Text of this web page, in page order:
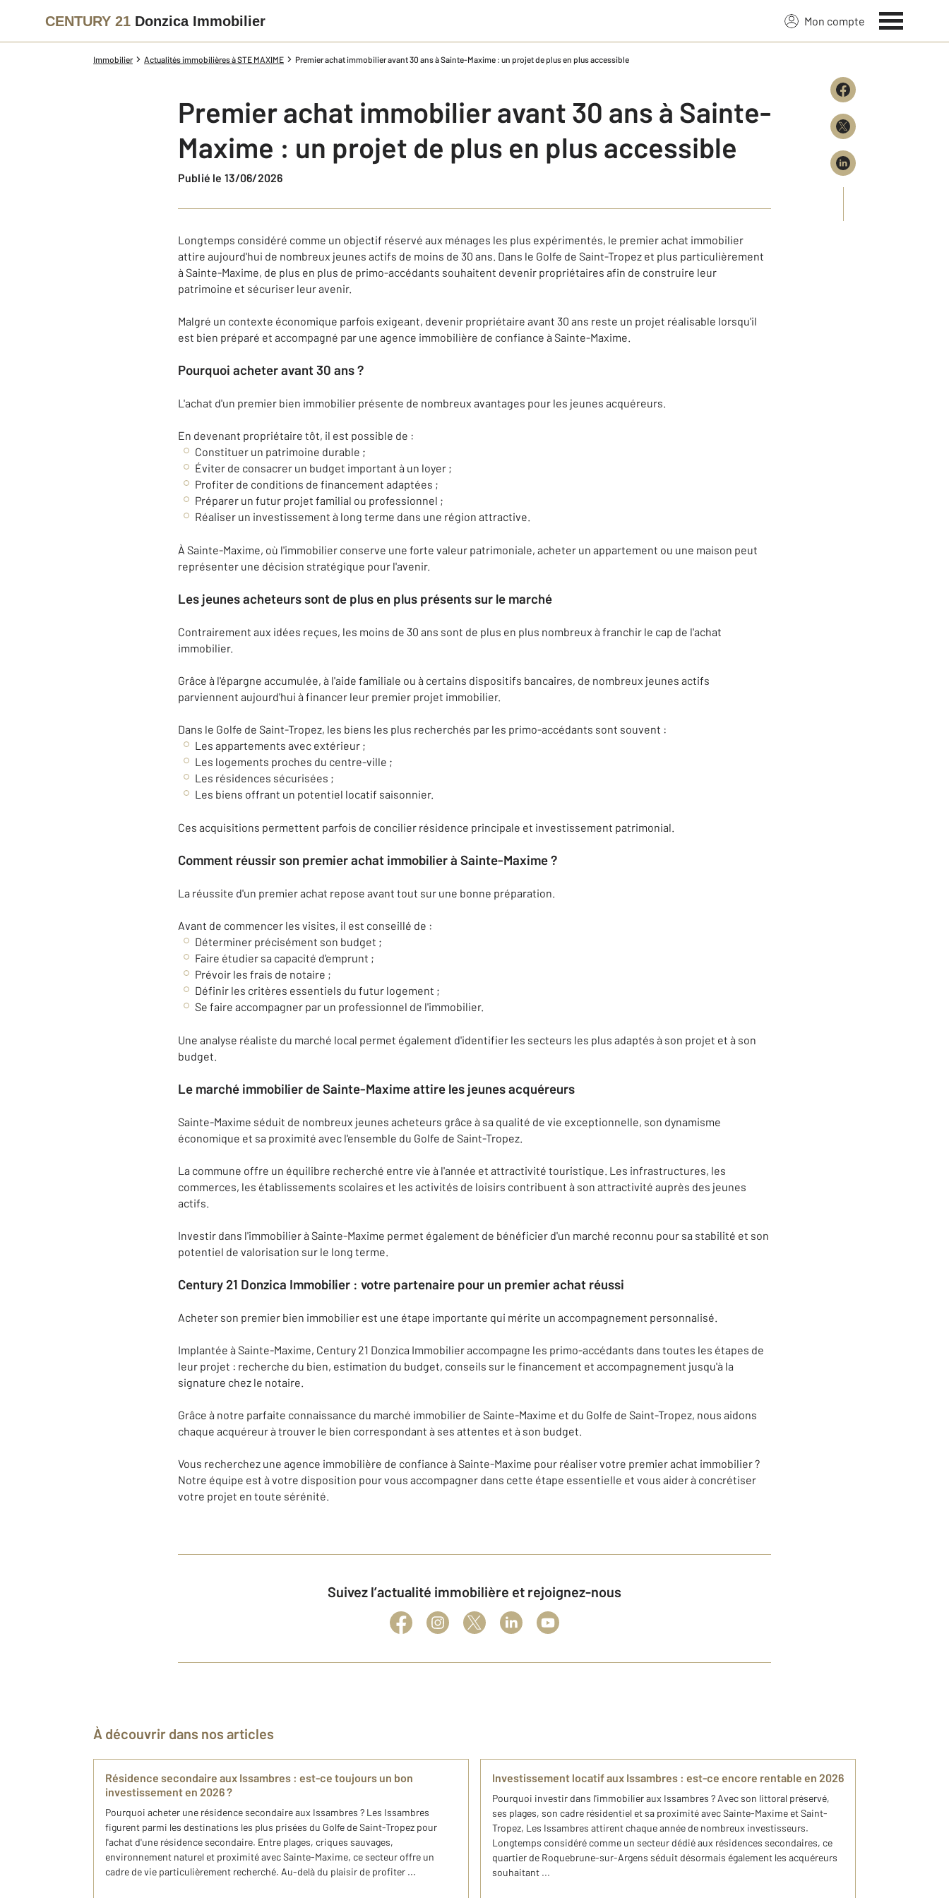
CENTURY 21 Donzica Immobilier Mon compte
Immobilier Actualités immobilières à STE MAXIME Premier achat immobilier avant 30 ans à Sainte-Maxime : un projet de plus en plus accessible
Premier achat immobilier avant 30 ans à Sainte-
Maxime : un projet de plus en plus accessible
Publié le 13/06/2026
Longtemps considéré comme un objectif réservé aux ménages les plus expérimentés, le premier achat immobilier
attire aujourd'hui de nombreux jeunes actifs de moins de 30 ans. Dans le Golfe de Saint-Tropez et plus particulièrement
à Sainte-Maxime, de plus en plus de primo-accédants souhaitent devenir propriétaires afin de construire leur
patrimoine et sécuriser leur avenir.
Malgré un contexte économique parfois exigeant, devenir propriétaire avant 30 ans reste un projet réalisable lorsqu'il
est bien préparé et accompagné par une agence immobilière de confiance à Sainte-Maxime.
Pourquoi acheter avant 30 ans ?
L'achat d'un premier bien immobilier présente de nombreux avantages pour les jeunes acquéreurs.
En devenant propriétaire tôt, il est possible de :
Constituer un patrimoine durable ;
Éviter de consacrer un budget important à un loyer ;
Profiter de conditions de financement adaptées ;
Préparer un futur projet familial ou professionnel ;
Réaliser un investissement à long terme dans une région attractive.
À Sainte-Maxime, où l'immobilier conserve une forte valeur patrimoniale, acheter un appartement ou une maison peut
représenter une décision stratégique pour l'avenir.
Les jeunes acheteurs sont de plus en plus présents sur le marché
Contrairement aux idées reçues, les moins de 30 ans sont de plus en plus nombreux à franchir le cap de l'achat
immobilier.
Grâce à l'épargne accumulée, à l'aide familiale ou à certains dispositifs bancaires, de nombreux jeunes actifs
parviennent aujourd'hui à financer leur premier projet immobilier.
Dans le Golfe de Saint-Tropez, les biens les plus recherchés par les primo-accédants sont souvent :
Les appartements avec extérieur ;
Les logements proches du centre-ville ;
Les résidences sécurisées ;
Les biens offrant un potentiel locatif saisonnier.
Ces acquisitions permettent parfois de concilier résidence principale et investissement patrimonial.
Comment réussir son premier achat immobilier à Sainte-Maxime ?
La réussite d'un premier achat repose avant tout sur une bonne préparation.
Avant de commencer les visites, il est conseillé de :
Déterminer précisément son budget ;
Faire étudier sa capacité d'emprunt ;
Prévoir les frais de notaire ;
Définir les critères essentiels du futur logement ;
Se faire accompagner par un professionnel de l'immobilier.
Une analyse réaliste du marché local permet également d'identifier les secteurs les plus adaptés à son projet et à son
budget.
Le marché immobilier de Sainte-Maxime attire les jeunes acquéreurs
Sainte-Maxime séduit de nombreux jeunes acheteurs grâce à sa qualité de vie exceptionnelle, son dynamisme
économique et sa proximité avec l'ensemble du Golfe de Saint-Tropez.
La commune offre un équilibre recherché entre vie à l'année et attractivité touristique. Les infrastructures, les
commerces, les établissements scolaires et les activités de loisirs contribuent à son attractivité auprès des jeunes
actifs.
Investir dans l'immobilier à Sainte-Maxime permet également de bénéficier d'un marché reconnu pour sa stabilité et son
potentiel de valorisation sur le long terme.
Century 21 Donzica Immobilier : votre partenaire pour un premier achat réussi
Acheter son premier bien immobilier est une étape importante qui mérite un accompagnement personnalisé.
Implantée à Sainte-Maxime, Century 21 Donzica Immobilier accompagne les primo-accédants dans toutes les étapes de
leur projet : recherche du bien, estimation du budget, conseils sur le financement et accompagnement jusqu'à la
signature chez le notaire.
Grâce à notre parfaite connaissance du marché immobilier de Sainte-Maxime et du Golfe de Saint-Tropez, nous aidons
chaque acquéreur à trouver le bien correspondant à ses attentes et à son budget.
Vous recherchez une agence immobilière de confiance à Sainte-Maxime pour réaliser votre premier achat immobilier ?
Notre équipe est à votre disposition pour vous accompagner dans cette étape essentielle et vous aider à concrétiser
votre projet en toute sérénité.
Suivez l’actualité immobilière et rejoignez-nous
À découvrir dans nos articles
Résidence secondaire aux Issambres : est-ce toujours un bon
investissement en 2026 ?
Pourquoi acheter une résidence secondaire aux Issambres ? Les Issambres
figurent parmi les destinations les plus prisées du Golfe de Saint-Tropez pour
l'achat d'une résidence secondaire. Entre plages, criques sauvages,
environnement naturel et proximité avec Sainte-Maxime, ce secteur offre un
cadre de vie particulièrement recherché. Au-delà du plaisir de profiter ...
Investissement locatif aux Issambres : est-ce encore rentable en 2026
Pourquoi investir dans l'immobilier aux Issambres ? Avec son littoral préservé,
ses plages, son cadre résidentiel et sa proximité avec Sainte-Maxime et Saint-
Tropez, Les Issambres attirent chaque année de nombreux investisseurs.
Longtemps considéré comme un secteur dédié aux résidences secondaires, ce
quartier de Roquebrune-sur-Argens séduit désormais également les acquéreurs
souhaitant ...